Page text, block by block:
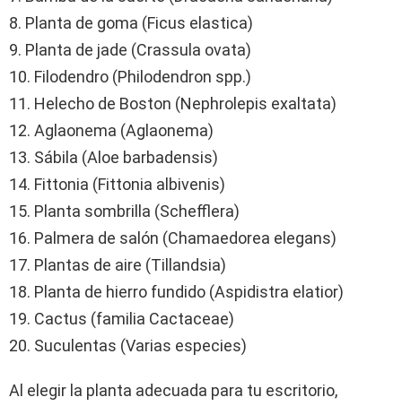
8. Planta de goma (Ficus elastica)
9. Planta de jade (Crassula ovata)
10. Filodendro (Philodendron spp.)
11. Helecho de Boston (Nephrolepis exaltata)
12. Aglaonema (Aglaonema)
13. Sábila (Aloe barbadensis)
14. Fittonia (Fittonia albivenis)
15. Planta sombrilla (Schefflera)
16. Palmera de salón (Chamaedorea elegans)
17. Plantas de aire (Tillandsia)
18. Planta de hierro fundido (Aspidistra elatior)
19. Cactus (familia Cactaceae)
20. Suculentas (Varias especies)
Al elegir la planta adecuada para tu escritorio,